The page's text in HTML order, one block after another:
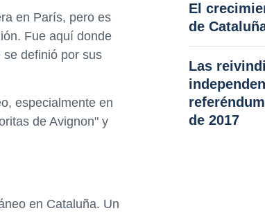
en París, pero es
Fue aquí donde
definió por sus
especialmente en
de Avignon" y
en Cataluña. Un
El
de
Las
de 2017